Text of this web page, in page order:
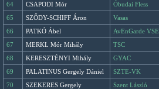
64
CSAPODI Mór Óbudai Fless
65
SZŐDY-SCHIFF Áron Vasas
66
PATKÓ Ábel AvEnGarde VSE
67
MERKL Mór Mihály TSC
68
KERESZTÉNYI Mihály GYAC
69
PALATINUS Gergely Dániel SZTE-VK
70
SZEKERES Gergely Szent László